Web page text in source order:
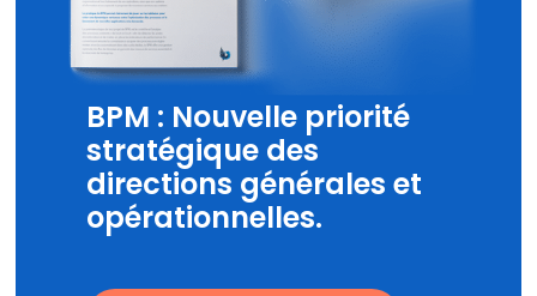
BPM : Nouvelle priorité
stratégique des
directions générales et
opérationnelles.